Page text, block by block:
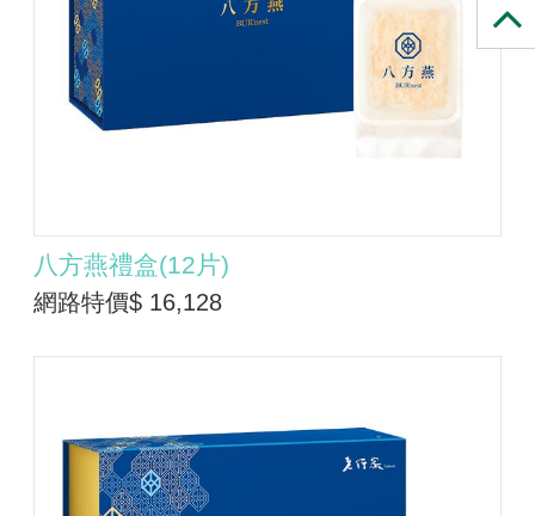
八方燕禮盒(12片)
網路特價$ 16,128